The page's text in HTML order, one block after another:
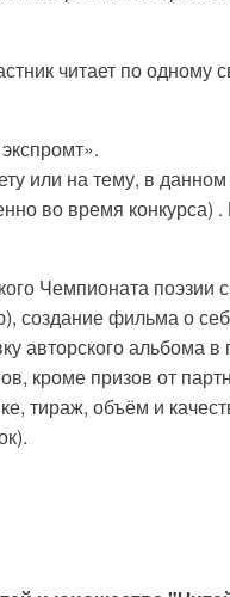
читает по
или на тему, в
во время конкурса)
Чемпионата
создание фильма о
авторского альбома
кроме призов от
тираж, объём и